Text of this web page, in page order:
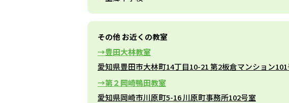
その他 お近くの教室
豊田大林教室
愛知県豊田市大林町14丁目10-21 第2板倉マンション
第２岡崎鴨田教室
愛知県岡崎市川原町5-16 川原町事務所102号室